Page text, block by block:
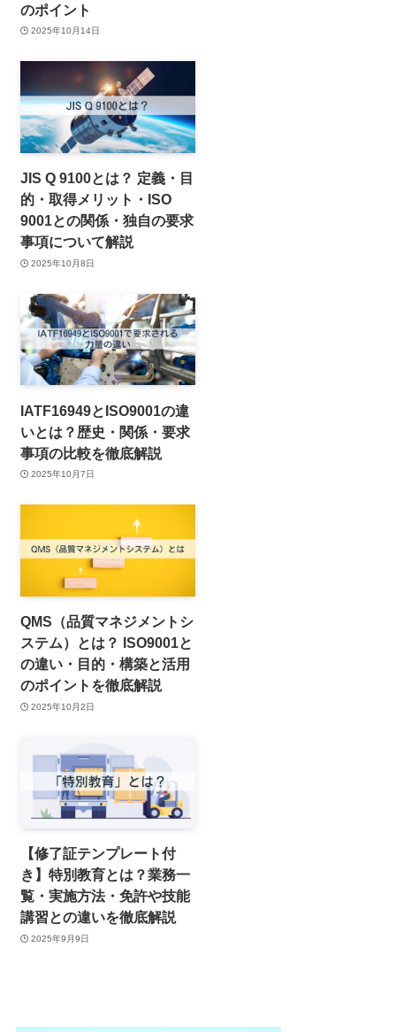
のポイント
2025年10月14日
JIS Q 9100とは？ 定義・目
的・取得メリット・ISO
9001との関係・独自の要求
事項について解説
2025年10月8日
IATF16949とISO9001の違
いとは？歴史・関係・要求
事項の比較を徹底解説
2025年10月7日
QMS（品質マネジメントシ
ステム）とは？ ISO9001と
の違い・目的・構築と活用
のポイントを徹底解説
2025年10月2日
【修了証テンプレート付
き】特別教育とは？業務一
覧・実施方法・免許や技能
講習との違いを徹底解説
2025年9月9日